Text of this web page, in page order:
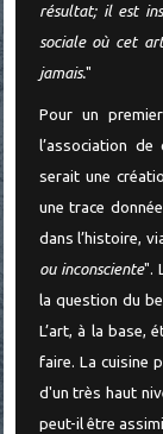
résultat; il est
sociale où cet
jamais."
Pour un
l’association
serait une
une trace
dans l’histoire,
ou inconsciente".
la question du
L’art, à la base,
faire. La cuisine
d'un très haut
peut-il être